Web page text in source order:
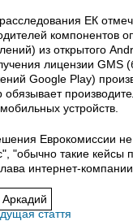
ЕК
компонентов
из открытого
лицензии GMS
Google Play)
обязывает
устройств.
Еврокомиссии
"обычно такие кейсы
интернет-
стаття